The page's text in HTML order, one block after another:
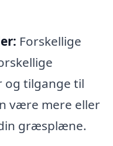
Forskellige
og tilgange til
være mere eller
græsplæne.